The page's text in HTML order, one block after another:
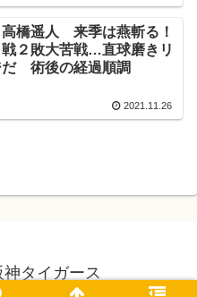
高橋遥人 来季は燕斬る！
２敗大苦戦…直球磨きリ
だ 術後の経過順調
2021.11.26
タイガース